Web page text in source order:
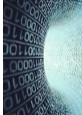
宝塔面板搭建可道云
目录方法